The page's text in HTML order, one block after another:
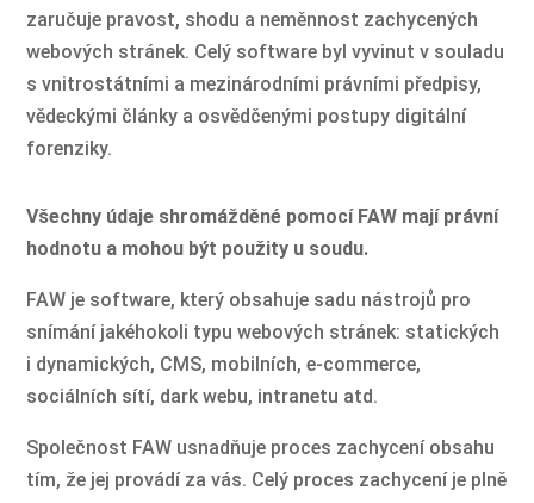
zaručuje pravost, shodu a neměnnost zachycených
webových stránek. Celý software byl vyvinut v souladu
s vnitrostátními a mezinárodními právními předpisy,
vědeckými články a osvědčenými postupy digitální
forenziky.
Všechny údaje shromážděné pomocí FAW mají právní
hodnotu a mohou být použity u soudu.
FAW je software, který obsahuje sadu nástrojů pro
snímání jakéhokoli typu webových stránek: statických
i dynamických, CMS, mobilních, e-commerce,
sociálních sítí, dark webu, intranetu atd.
Společnost FAW usnadňuje proces zachycení obsahu
tím, že jej provádí za vás. Celý proces zachycení je plně